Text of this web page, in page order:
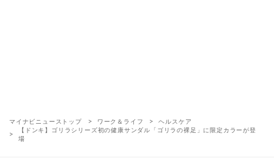
マイナビニューストップ ワーク＆ライフ
ヘルスケア
【ドンキ】ゴリラシリーズ初の健康サンダル「ゴリラの裸足」に限定カラーが登
場